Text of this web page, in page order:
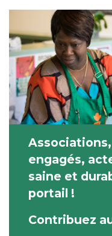
engagés,
saine et
portail !
Contribuez